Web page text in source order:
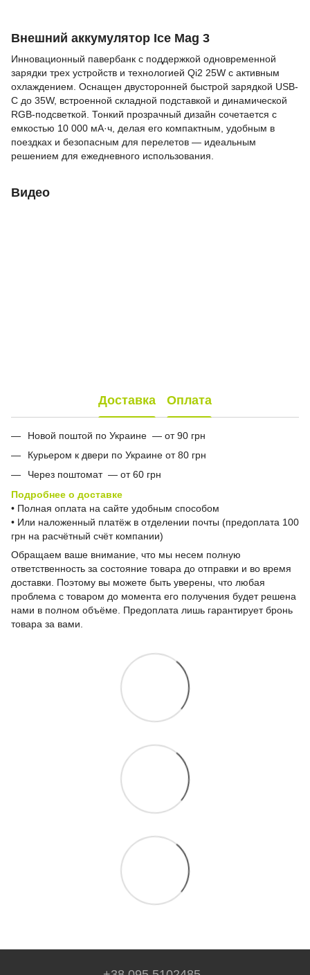
Внешний аккумулятор Ice Mag 3
Инновационный павербанк с поддержкой одновременной
зарядки трех устройств и технологией Qi2 25W с активным
охлаждением. Оснащен двусторонней быстрой зарядкой USB-
C до 35W, встроенной складной подставкой и динамической
RGB-подсветкой. Тонкий прозрачный дизайн сочетается с
емкостью 10 000 мА·ч, делая его компактным, удобным в
поездках и безопасным для перелетов — идеальным
решением для ежедневного использования.
Видео
Доставка Оплата
Новой поштой по Украине — от 90 грн
Курьером к двери по Украине от 80 грн
Через поштомат — от 60 грн
Подробнее о доставке
• Полная оплата на сайте удобным способом
• Или наложенный платёж в отделении почты (предоплата 100
грн на расчётный счёт компании)
Обращаем ваше внимание, что мы несем полную
ответственность за состояние товара до отправки и во время
доставки. Поэтому вы можете быть уверены, что любая
проблема с товаром до момента его получения будет решена
нами в полном объёме. Предоплата лишь гарантирует бронь
товара за вами.